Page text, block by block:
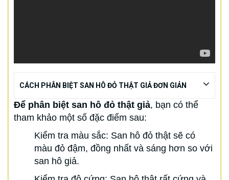
CÁCH PHÂN BIỆT SAN HÔ ĐỎ THẬT GIẢ ĐƠN GIẢN
Để phân biệt san hô đỏ thật giả, bạn có thể
tham khảo một số đặc điểm sau:
Kiểm tra màu sắc: San hô đỏ thật sẽ có
màu đỏ đậm, đồng nhất và sáng hơn so với
san hô giả.